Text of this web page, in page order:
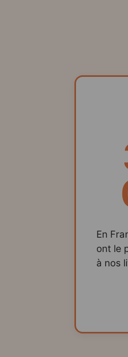
En
ont le
à nos